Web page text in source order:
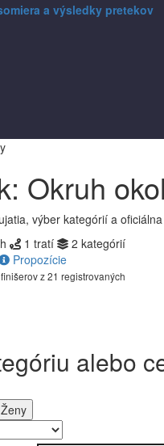
Okruh
výber kategórií a
1 tratí
2 kategórií
Propozície
finišerov z 21 registrovaných
alebo
Ženy